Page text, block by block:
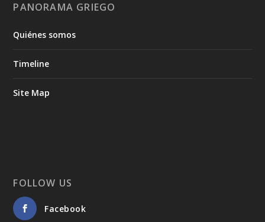
PANORAMA GRIEGO
Quiénes somos
Timeline
Site Map
FOLLOW US
Facebook